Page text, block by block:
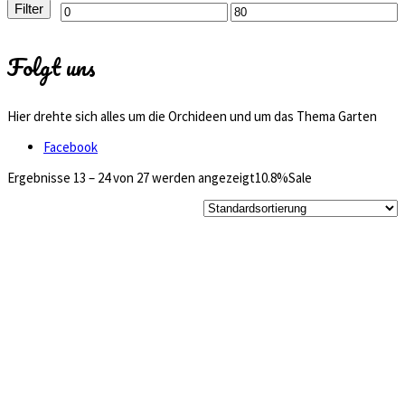
Min.
Max.
Filter
Folgt uns
Hier drehte sich alles um die Orchideen und um das Thema Garten
Facebook
Ergebnisse 13 – 24 von 27 werden angezeigt10.8%Sale